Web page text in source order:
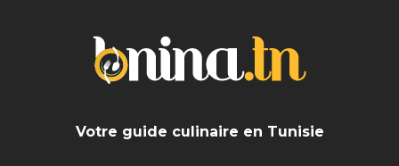
Votre guide culinaire en Tunisie